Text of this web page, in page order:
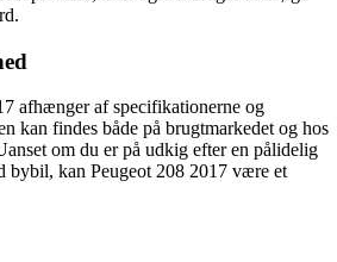
afhænger af specifikationerne og
kan findes både på brugtmarkedet og hos
om du er på udkig efter en pålidelig
bybil, kan Peugeot 208 2017 være et